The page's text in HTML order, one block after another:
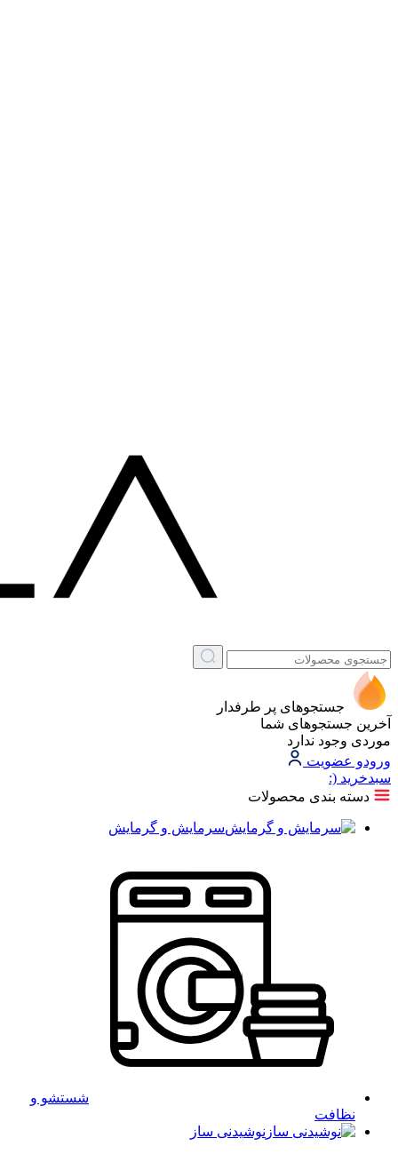
جستجوهای پر طرفدار
آخرین جستجوهای شما
موردی وجود ندارد
ورودو عضویت
سبد‌خرید (:
دسته بندی محصولات
سرمایش و گرمایش
شستشو و
نظافت
نوشیدنی ساز